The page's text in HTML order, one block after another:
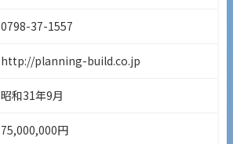
0798-37-1557
http://planning-build.co.jp
昭和31年9月
75,000,000円